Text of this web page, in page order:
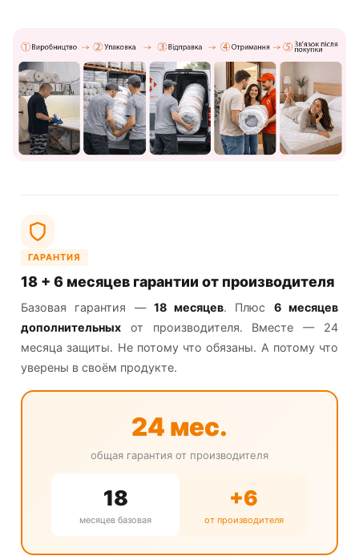
ГАРАНТИЯ
18 + 6 месяцев гарантии от производителя
Базовая гарантия — 18 месяцев. Плюс 6 месяцев
дополнительных от производителя. Вместе — 24
месяца защиты. Не потому что обязаны. А потому что
уверены в своём продукте.
24 мес.
общая гарантия от производителя
18
месяцев базовая
+6
от производителя